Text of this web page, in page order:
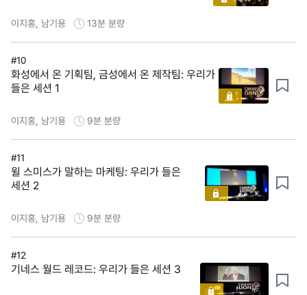
이지홍, 남기용 13분 분량
#10
화성에서 온 기획팀, 금성에서 온 제작팀: 우리가
들은 세션 1
이지홍, 남기용 9분 분량
#11
윌 스미스가 말하는 마케팅: 우리가 들은
세션 2
이지홍, 남기용 9분 분량
#12
기네스 월드 레코드: 우리가 들은 세션 3